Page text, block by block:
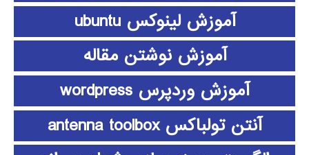
آموزش لینوکس ubuntu
آموزش نوشتن مقاله
آموزش وردپرس wordpress
آنتن تولباکس antenna toolbox